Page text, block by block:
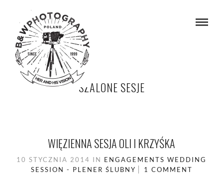
SZALONE SESJE
WIĘZIENNA SESJA OLI I KRZYŚKA
10 STYCZNIA 2014 IN ENGAGEMENTS WEDDING
SESSION - PLENER ŚLUBNY
1 COMMENT